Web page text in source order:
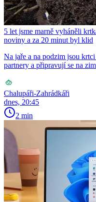
5 let jsme marně vyháněli
noviny a za 20 minut byl klid
Na jaře a na podzim jsou
partnery a připravují se na
Chalupáři-Zahrádkáři
dnes, 20:45
2 min